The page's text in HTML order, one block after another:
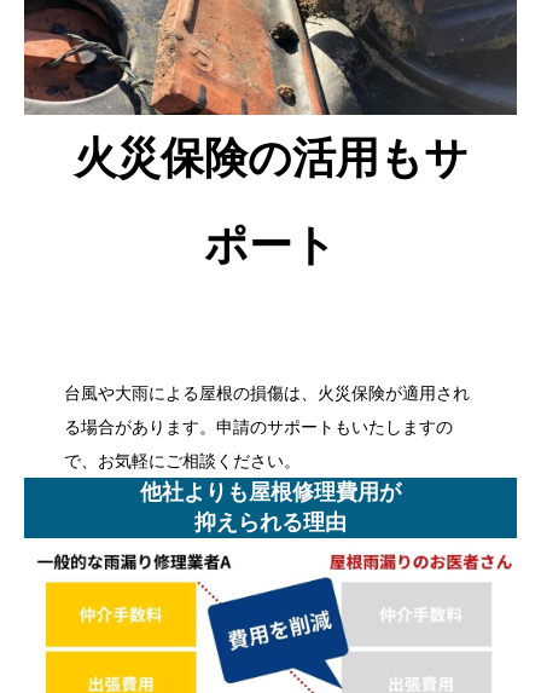
火災保険の活用もサ
ポート
台風や大雨による屋根の損傷は、火災保険が適用され
る場合があります。申請のサポートもいたしますの
で、お気軽にご相談ください。
他社よりも屋根修理費用が
抑えられる理由